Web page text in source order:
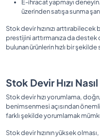
E-ihracat yapmayı
üzerinden satışa sunma
Stok devir hızınızı
prestijini arttırmanıza da destek
bulunan ürünlerin hızlı bir şekilde
Stok Devir Hızı
Stok devir hızı yorumlama,
benimsenmesi açısından
farklı şekilde yorumlamak
Stok devir hızının yüksek